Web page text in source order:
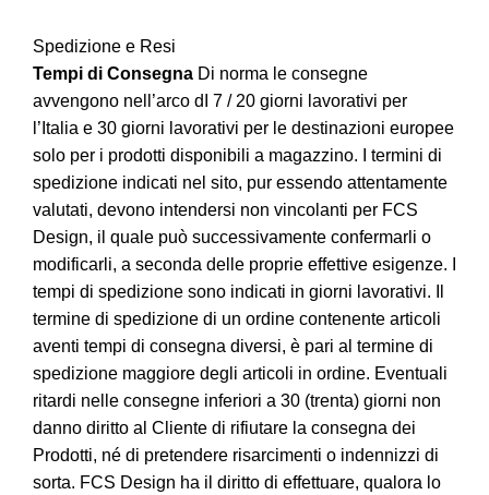
Spedizione e Resi
Tempi di Consegna Di norma le consegne
avvengono nell’arco dI 7 / 20 giorni lavorativi per
l’Italia e 30 giorni lavorativi per le destinazioni europee
solo per i prodotti disponibili a magazzino. I termini di
spedizione indicati nel sito, pur essendo attentamente
valutati, devono intendersi non vincolanti per FCS
Design, il quale può successivamente confermarli o
modificarli, a seconda delle proprie effettive esigenze. I
tempi di spedizione sono indicati in giorni lavorativi. Il
termine di spedizione di un ordine contenente articoli
aventi tempi di consegna diversi, è pari al termine di
spedizione maggiore degli articoli in ordine. Eventuali
ritardi nelle consegne inferiori a 30 (trenta) giorni non
danno diritto al Cliente di rifiutare la consegna dei
Prodotti, né di pretendere risarcimenti o indennizzi di
sorta. FCS Design ha il diritto di effettuare, qualora lo